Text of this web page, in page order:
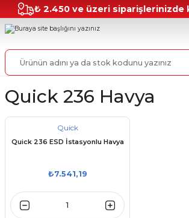
₺ 2.450 ve üzeri siparişlerinizde
Quick 236 Havya
Quick
Quick 236 ESD İstasyonlu Havya
₺7.541,19